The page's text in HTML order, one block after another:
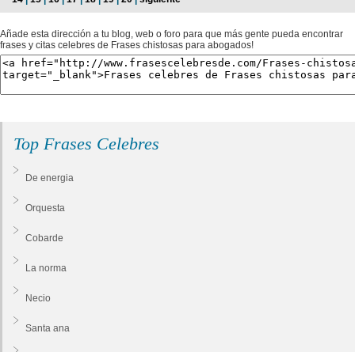
Añade esta dirección a tu blog, web o foro para que más gente pueda encontrar
frases y citas celebres de Frases chistosas para abogados!
Top Frases Celebres
De energia
Orquesta
Cobarde
La norma
Necio
Santa ana